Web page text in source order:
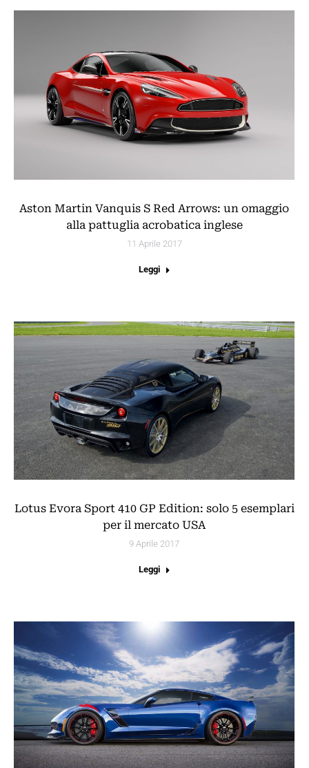
Aston Martin Vanquis S Red Arrows: un omaggio
alla pattuglia acrobatica inglese
11 Aprile 2017
Leggi
Lotus Evora Sport 410 GP Edition: solo 5 esemplari
per il mercato USA
9 Aprile 2017
Leggi